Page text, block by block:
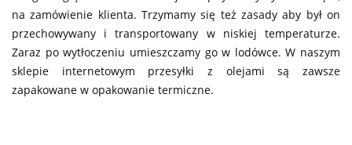
na zamówienie klienta. Trzymamy się też zasady aby był on
przechowywany i transportowany w niskiej temperaturze.
Zaraz po wytłoczeniu umieszczamy go w lodówce. W naszym
sklepie internetowym przesyłki z olejami są zawsze
zapakowane w opakowanie termiczne.